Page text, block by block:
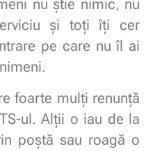
nu știe nimic, nu
și toți îți cer
pe care nu îl ai
foarte mulți renunță
ul. Alții o iau de la
poștă sau roagă o